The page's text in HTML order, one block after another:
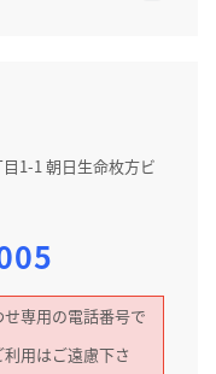
1-1 朝日生命枚方ビ
専用の電話番号で
用はご遠慮下さ